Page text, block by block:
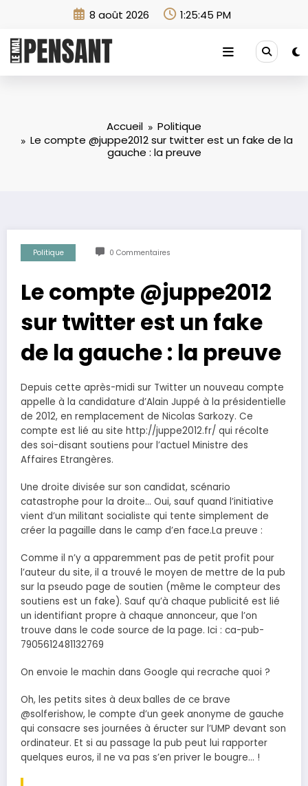
8 août 2026 1:25:47 PM
Accueil
Politique
Le compte @juppe2012 sur twitter est un fake de la
gauche : la preuve
Politique 0 Commentaires
Le compte @juppe2012
sur twitter est un fake
de la gauche : la preuve
Depuis cette après-midi sur Twitter un nouveau compte
appelle à la candidature d’Alain Juppé à la présidentielle
de 2012, en remplacement de Nicolas Sarkozy. Ce
compte est lié au site http://juppe2012.fr/ qui récolte
des soi-disant soutiens pour l’actuel Ministre des
Affaires Etrangères.
Une droite divisée sur son candidat, scénario
catastrophe pour la droite… Oui, sauf quand l’initiative
vient d’un militant socialiste qui tente simplement de
créer la pagaille dans le camp d’en face.La preuve :
Comme il n’y a apparemment pas de petit profit pour
l’auteur du site, il a trouvé le moyen de mettre de la pub
sur la pseudo page de soutien (même le compteur des
soutiens est un fake). Sauf qu’à chaque publicité est lié
un identifiant propre à chaque annonceur, que l’on
trouve dans le code source de la page. Ici : ca-pub-
7905612481132769
On envoie le machin dans Google qui recrache quoi ?
Oh, les petits sites à deux balles de ce brave
@solferishow, le compte d’un geek anonyme de gauche
qui consacre ses journées à éructer sur l’UMP devant son
ordinateur. Et si au passage la pub peut lui rapporter
quelques euros, il ne va pas s’en priver le bougre… !